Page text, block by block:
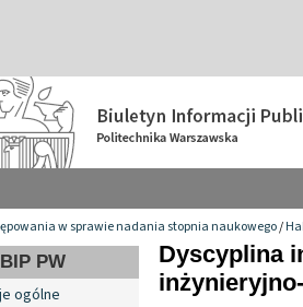
w sprawie nadania stopnia naukowego/
BIP PW
ogólne
Dyscyplina